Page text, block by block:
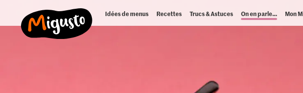
Idées de menus Recettes Trucs & Astuces On en parle… Mon